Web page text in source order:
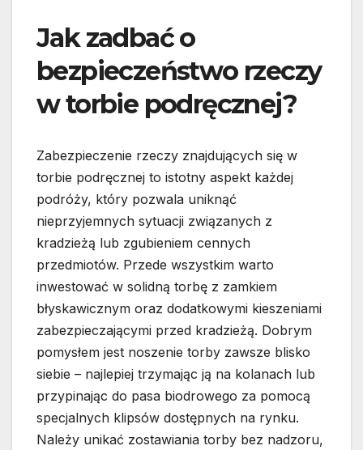
Jak zadbać o
bezpieczeństwo rzeczy
w torbie podręcznej?
Zabezpieczenie rzeczy znajdujących się w
torbie podręcznej to istotny aspekt każdej
podróży, który pozwala uniknąć
nieprzyjemnych sytuacji związanych z
kradzieżą lub zgubieniem cennych
przedmiotów. Przede wszystkim warto
inwestować w solidną torbę z zamkiem
błyskawicznym oraz dodatkowymi kieszeniami
zabezpieczającymi przed kradzieżą. Dobrym
pomysłem jest noszenie torby zawsze blisko
siebie – najlepiej trzymając ją na kolanach lub
przypinając do pasa biodrowego za pomocą
specjalnych klipsów dostępnych na rynku.
Należy unikać zostawiania torby bez nadzoru,